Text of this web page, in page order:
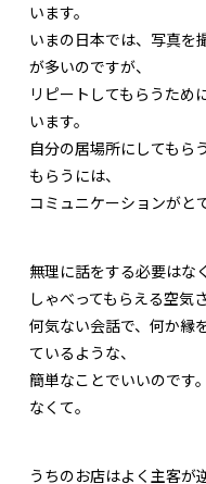
います。
いまの日本では、写真を
が多いのですが、
リピートしてもらうため
います。
自分の居場所にしてもら
もらうには、
コミュニケーションがと
無理に話をする必要はな
しゃべってもらえる空気
何気ない会話で、何か縁
ているような、
簡単なことでいいのです
なくて。
うちのお店はよく主客が